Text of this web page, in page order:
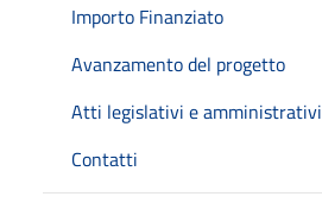
Importo Finanziato
Avanzamento del progetto
Atti legislativi e amministrativi
Contatti